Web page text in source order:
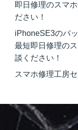
即日修理のスマ
ださい！
iPhoneSE3のバ
最短即日修理の
談ください！
スマホ修理工房